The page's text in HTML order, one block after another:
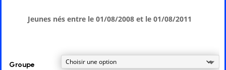
Jeunes nés entre le 01/08/2008 et le 01/08/2011
Groupe